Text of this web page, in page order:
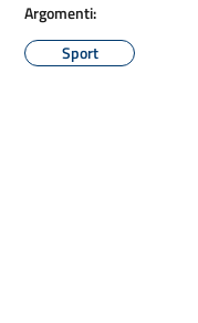
Argomenti:
Sport